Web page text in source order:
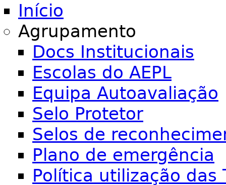
Início
Agrupamento
Docs Institucionais
Escolas do AEPL
Equipa Autoavaliação
Selo Protetor
Selos de
Plano de emergência
Política utilização das